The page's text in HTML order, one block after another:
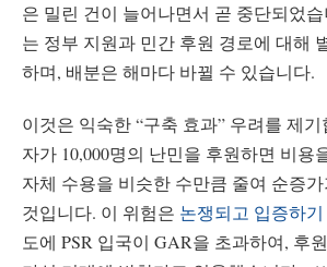
은 밀린 건이 늘어나면서 곧 중단되었
는 정부 지원과 민간 후원 경로에 대해
하며, 배분은 해마다 바뀔 수 있습니다.
이것은 익숙한 “구축 효과” 우려를 제
자가 10,000명의 난민을 후원하면 비용
자체 수용을 비슷한 수만큼 줄여 순증
것입니다. 이 위험은 논쟁되고 입증하
도에 PSR 입국이 GAR을 초과하여, 후